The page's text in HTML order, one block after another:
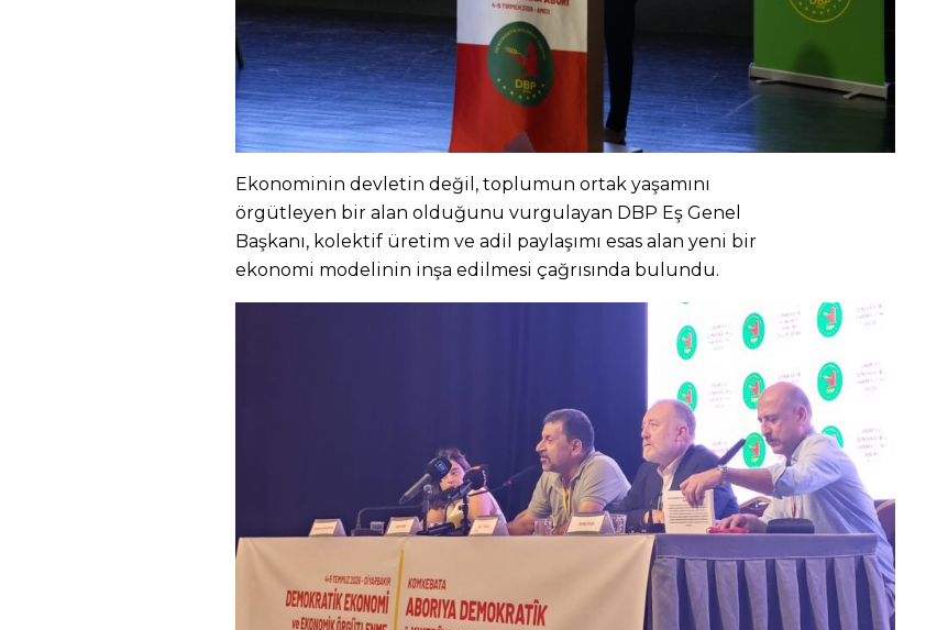
Ekonominin devletin değil, toplumun ortak yaşamını
örgütleyen bir alan olduğunu vurgulayan DBP Eş Genel
Başkanı, kolektif üretim ve adil paylaşımı esas alan yeni bir
ekonomi modelinin inşa edilmesi çağrısında bulundu.